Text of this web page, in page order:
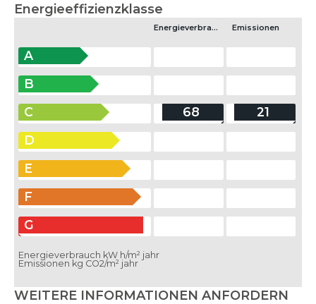
Energieeffizienzklasse
Energieverbrauch Emissionen
A
B
C
68
21
D
E
F
G
Energieverbrauch kW h/m² jahr
Emissionen kg CO2/m² jahr
WEITERE INFORMATIONEN ANFORDERN